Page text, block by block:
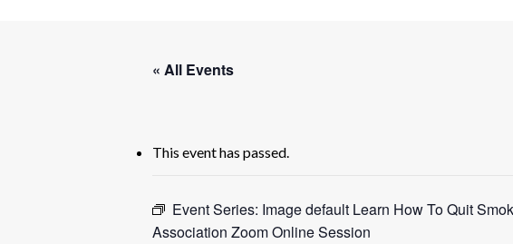
« All Events
This event has passed.
Event Series: Image default Learn How To Quit
Association Zoom Online Session